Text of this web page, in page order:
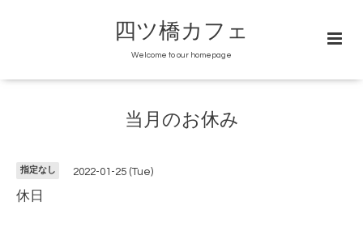
四ツ橋カフェ
Welcome to our homepage
当月のお休み
指定なし 2022-01-25 (Tue)
休日